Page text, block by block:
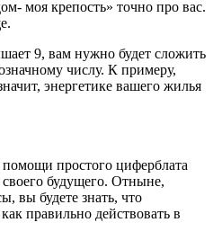
моя крепость» точно про вас.
9, вам нужно будет сложить
числу. К примеру,
энергетике вашего жилья
простого циферблата
будущего. Отныне,
вы будете знать, что
правильно действовать в